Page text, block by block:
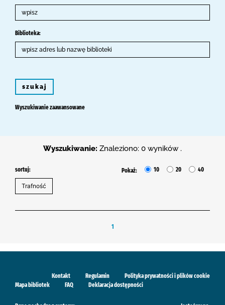
Biblioteka:
szukaj
Wyszukiwanie zaawansowane
Wyszukiwanie: Znaleziono: 0 wyników .
sortuj: Pokaż: 10 20 40
1
Kontakt Regulamin
Polityka prywatności i plików cookie
Mapa bibliotek
FAQ Deklaracja dostępności